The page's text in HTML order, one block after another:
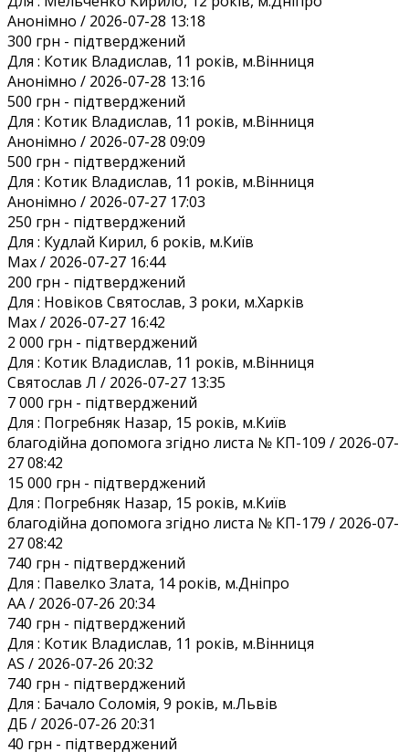
Анонiмно / 2026-07-28 13:18
300 грн - підтверджений
Для : Котик Владислав, 11 років, м.Вінниця
Анонiмно / 2026-07-28 13:16
500 грн - підтверджений
Для : Котик Владислав, 11 років, м.Вінниця
Анонiмно / 2026-07-28 09:09
500 грн - підтверджений
Для : Котик Владислав, 11 років, м.Вінниця
Анонiмно / 2026-07-27 17:03
250 грн - підтверджений
Для : Кудлай Кирил, 6 років, м.Київ
Max / 2026-07-27 16:44
200 грн - підтверджений
Для : Новіков Святослав, 3 роки, м.Харків
Max / 2026-07-27 16:42
2 000 грн - підтверджений
Для : Котик Владислав, 11 років, м.Вінниця
Святослав Л / 2026-07-27 13:35
7 000 грн - підтверджений
Для : Погребняк Назар, 15 років, м.Київ
благодійна допомога згідно листа № КП-109 / 2026-07-
27 08:42
15 000 грн - підтверджений
Для : Погребняк Назар, 15 років, м.Київ
благодійна допомога згідно листа № КП-179 / 2026-07-
27 08:42
740 грн - підтверджений
Для : Павелко Злата, 14 років, м.Дніпро
AA / 2026-07-26 20:34
740 грн - підтверджений
Для : Котик Владислав, 11 років, м.Вінниця
AS / 2026-07-26 20:32
740 грн - підтверджений
Для : Бачало Соломія, 9 років, м.Львів
ДБ / 2026-07-26 20:31
40 грн - підтверджений